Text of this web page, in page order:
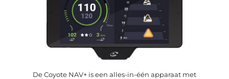
De Coyote NAV+ is een alles-in-één apparaat met